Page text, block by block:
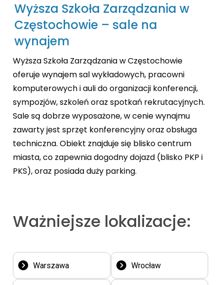
Wyższa Szkoła Zarządzania w
Częstochowie – sale na
wynajem
Wyższa Szkoła Zarządzania w Częstochowie
oferuje wynajem sal wykładowych, pracowni
komputerowych i auli do organizacji konferencji,
sympozjów, szkoleń oraz spotkań rekrutacyjnych.
Sale są dobrze wyposażone, w cenie wynajmu
zawarty jest sprzęt konferencyjny oraz obsługa
techniczna. Obiekt znajduje się blisko centrum
miasta, co zapewnia dogodny dojazd (blisko PKP i
PKS), oraz posiada duży parking.
Ważniejsze lokalizacje:
Warszawa Wrocław